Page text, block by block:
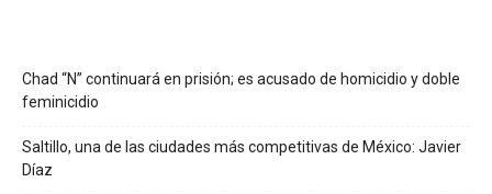
Chad “N” continuará en prisión; es acusado de homicidio y doble
feminicidio
Saltillo, una de las ciudades más competitivas de México: Javier
Díaz